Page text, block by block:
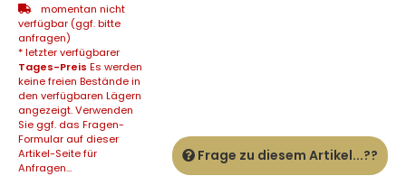
momentan nicht
verfügbar (ggf. bitte
anfragen)
* letzter verfügbarer
Tages-Preis Es werden
keine freien Bestände in
den verfügbaren Lägern
angezeigt. Verwenden
Sie ggf. das Fragen-
Formular auf dieser
Artikel-Seite für
Anfragen...
Frage zu diesem Artikel...??